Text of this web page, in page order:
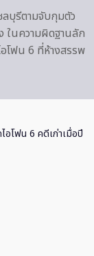
ลบุรีตามจับกุมตัว
ในความผิดฐานลัก
โฟน 6 ที่ห้างสรรพ
อโฟน 6 คดีเก่าเมื่อปี